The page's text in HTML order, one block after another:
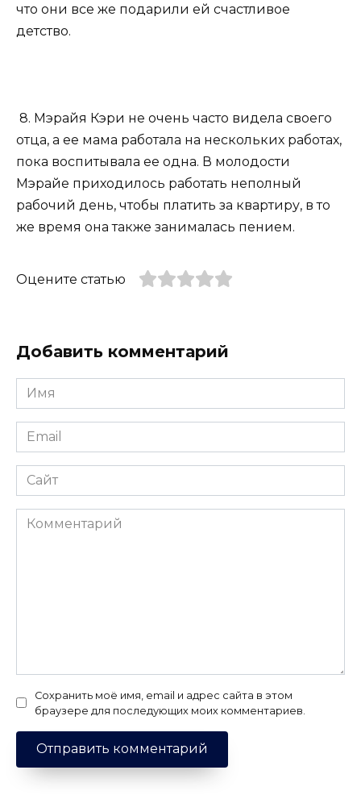
что они все же подарили ей счастливое
детство.
8. Мэрайя Кэри не очень часто видела своего
отца, а ее мама работала на нескольких работах,
пока воспитывала ее одна. В молодости
Мэрайе приходилось работать неполный
рабочий день, чтобы платить за квартиру, в то
же время она также занималась пением.
Оцените статью
Добавить комментарий
Имя
*
Email
*
Сайт
Комментарий
Сохранить моё имя, email и адрес сайта в этом
браузере для последующих моих комментариев.